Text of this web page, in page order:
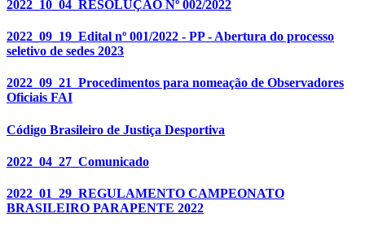
2022_10_04_RESOLUÇÃO Nº 002/2022
2022_09_19_Edital nº 001/2022 - PP - Abertura do processo
seletivo de sedes 2023
2022_09_21_Procedimentos para nomeação de Observadores
Oficiais FAI
Código Brasileiro de Justiça Desportiva
2022_04_27_Comunicado
2022_01_29_REGULAMENTO CAMPEONATO
BRASILEIRO PARAPENTE 2022